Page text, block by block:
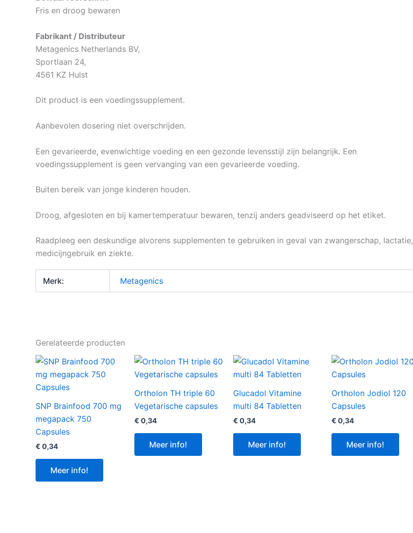
Fris en droog bewaren
Fabrikant / Distributeur
Metagenics Netherlands BV,
Sportlaan 24,
4561 KZ Hulst
Dit product is een voedingssupplement.
Aanbevolen dosering niet overschrijden.
Een gevarieerde, evenwichtige voeding en een gezonde levensstijl zijn belangrijk. Een
voedingssupplement is geen vervanging van een gevarieerde voeding.
Buiten bereik van jonge kinderen houden.
Droog, afgesloten en bij kamertemperatuur bewaren, tenzij anders geadviseerd op het etiket.
Raadpleeg een deskundige alvorens supplementen te gebruiken in geval van zwangerschap, lactatie,
medicijngebruik en ziekte.
Merk: Metagenics
Gerelateerde producten
SNP Brainfood 700 mg
megapack 750
Capsules
€ 0,34
Meer info!
Ortholon TH triple 60
Vegetarische capsules
€ 0,34
Meer info!
Glucadol Vitamine
multi 84 Tabletten
€ 0,34
Meer info!
Ortholon Jodiol 120
Capsules
€ 0,34
Meer info!